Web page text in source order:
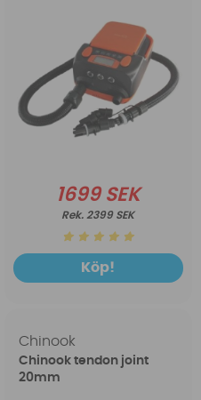
1699 SEK
2399 SEK
Köp!
Chinook
Chinook tendon joint
20mm